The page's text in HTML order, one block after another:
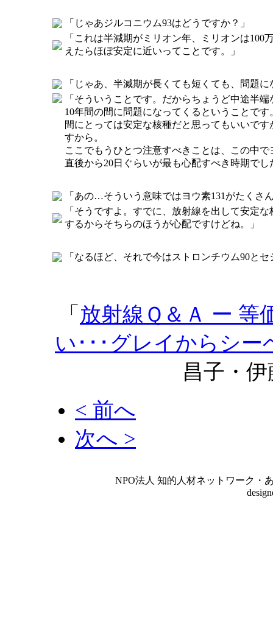
「じゃあジルコニウム93はどうですか？」
「これは半減期がミリオン年、ミリオンは
えたらほぼ安定に近いってことです。」
「じゃあ、半減期が長くても短くても、問題
「そういうことです。だからちょうど中途半
10年間の間に問題になってくるということで
間にとっては安定な核種だと思ってもいいで
すから。
ここでもうひとつ注意すべきことは、この中
直後から20日ぐらいが最も心配すべき時期でし
「あの…そういう意味ではヨウ素131がたくさ
「そうですよ。すでに、放射線を出して安定
するからそちらのほうが心配ですけどね。」
「なるほど、それで今はストロンチウム90と
「 放射線Ｑ＆Ａ ー 等
い･･･グレイからシー
昌子・
< 前へ
次へ >
NPO法人 知的人材ネットワーク・